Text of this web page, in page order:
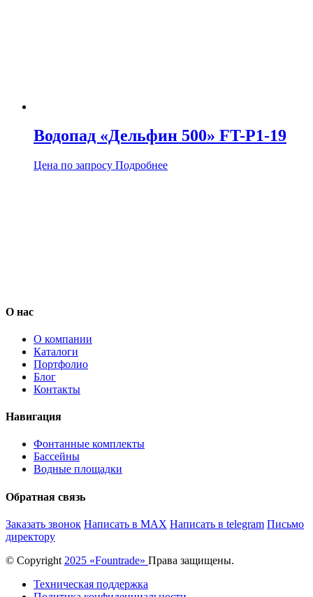
Водопад «Дельфин 500» FT-Р1-19
Цена по запросу Подробнее
О нас
О компании
Каталоги
Портфолио
Блог
Контакты
Навигация
Фонтанные комплекты
Бассейны
Водные площадки
Обратная связь
Заказать звонок Написать в MAX Написать в telegram Письмо
директору
© Copyright 2025 «Fоuntrade» Права защищены.
Техническая поддержка